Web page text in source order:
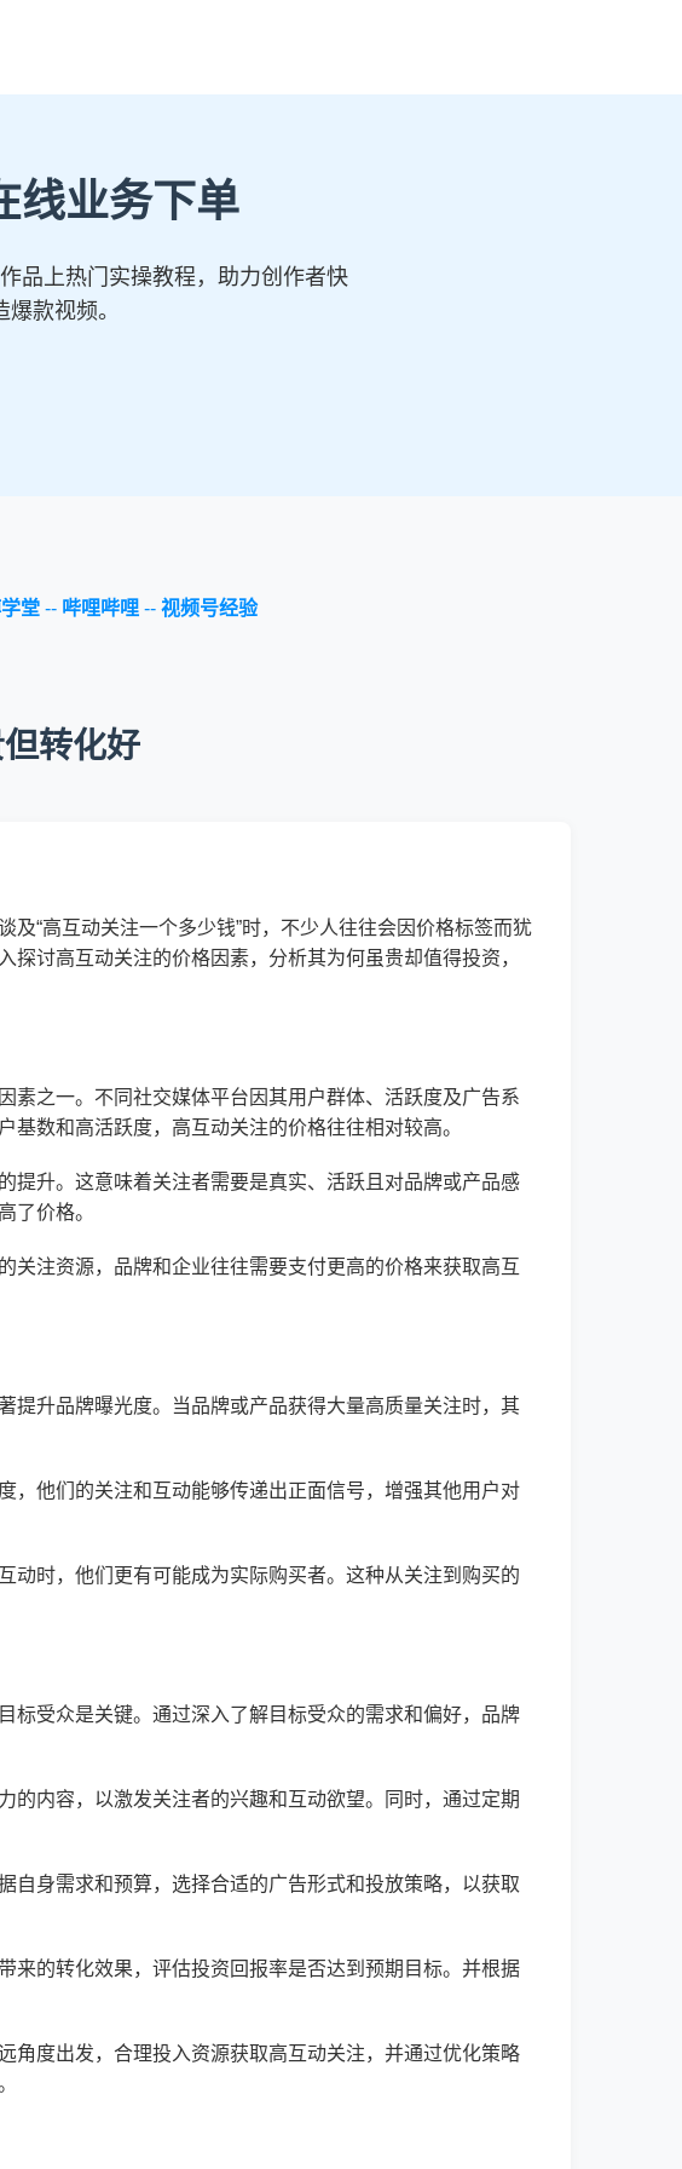
线业务下单
品上热门实操教程，助力创作者快
款视频。
堂 -- 哔哩哔哩 -- 视频号经验
转化好
“高互动关注一个多少钱”时，不少人往往会因价格标签而犹
讨高互动关注的价格因素，分析其为何虽贵却值得投资，
素之一。不同社交媒体平台因其用户群体、活跃度及广告系
数和高活跃度，高互动关注的价格往往相对较高。
提升。这意味着关注者需要是真实、活跃且对品牌或产品感
了价格。
关注资源，品牌和企业往往需要支付更高的价格来获取高互
提升品牌曝光度。当品牌或产品获得大量高质量关注时，其
，他们的关注和互动能够传递出正面信号，增强其他用户对
动时，他们更有可能成为实际购买者。这种从关注到购买的
标受众是关键。通过深入了解目标受众的需求和偏好，品牌
内容，以激发关注者的兴趣和互动欲望。同时，通过定期
自身需求和预算，选择合适的广告形式和投放策略，以获取
来的转化效果，评估投资回报率是否达到预期目标。并根据
角度出发，合理投入资源获取高互动关注，并通过优化策略